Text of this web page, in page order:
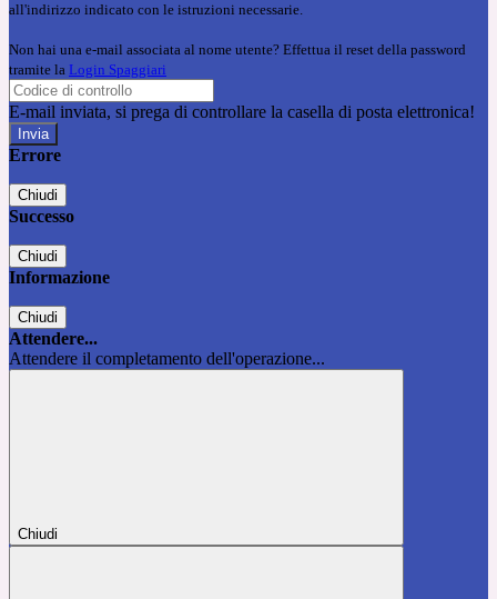
all'indirizzo indicato con le istruzioni necessarie.
Non hai una e-mail associata al nome utente? Effettua il reset della password
tramite la Login Spaggiari
E-mail inviata, si prega di controllare la casella di posta elettronica!
Errore
Chiudi
Successo
Chiudi
Informazione
Chiudi
Attendere...
Attendere il completamento dell'operazione...
Chiudi